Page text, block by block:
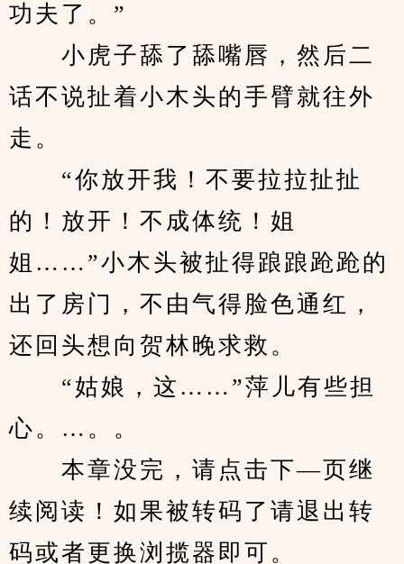
功夫了。”
小虎子舔了舔嘴唇，然后二
话不说扯着小木头的手臂就往外
走。
“你放开我！不要拉拉扯扯
的！放开！不成体统！姐
姐……”小木头被扯得踉踉跄跄的
出了房门，不由气得脸色通红，
还回头想向贺林晚求救。
“姑娘，这……”萍儿有些担
心。…。。
本章没完，请点击下—页继
续阅读！如果被转码了请退出转
码或者更换浏揽器即可。